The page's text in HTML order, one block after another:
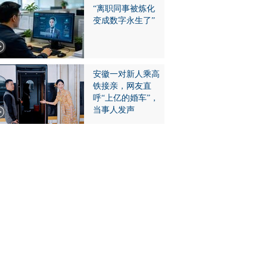
“离职同事被炼化
变成数字永生了”
安徽一对新人乘高
铁接亲，网友直
呼“上亿的婚车”，
当事人发声